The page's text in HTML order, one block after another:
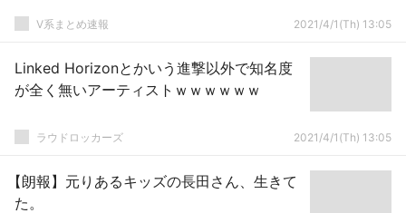
V系まとめ速報 2021/4/1(Th) 13:05
Linked Horizonとかいう進撃以外で知名度
が全く無いアーティストｗｗｗｗｗｗ
ラウドロッカーズ 2021/4/1(Th) 13:05
【朗報】元りあるキッズの長田さん、生きて
た。